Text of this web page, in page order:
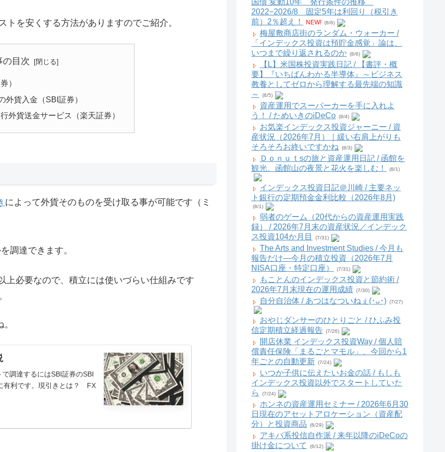
を安くする方法がありますのでご紹介。
の目次
）
外貨入金（SBI証券）
外貨送金サービス（楽天証券）
によって外貨そのものを受け取る事が可能です（ミ
調達できます。
上必要なので、積立には使いづらい仕組みです
調達するにはSBI証券のSBI
有利です。現引きとは？ FX
国債 変動10年 発行条件の推移
2022−2026/8 固定5年は利回り（税引き
前）2％超え！
NEW! (8/6)
梅屋敷商店街のランダム・ウォーカー /
「インデックス投資は預貯金感覚」論は、
いつまで繰り返されるのか (8/6)
【L】米国株投資実践日記 / 【書評・概
要】『いちばんわかる半導体』～ビジネス
教養としてゼロから理解する最先端の知識
～
(8/5)
資産運用でスーパーカーを手に入れよ
う！ / ためいきのiDeCo (8/4)
お気楽インデックス投資ジャーニー / 資
産状況（2026年7月）｜緩い右肩上がりも
そろそろお終いですかね
(8/3)
Ｄｏｎｕｔsの旅と資産運用日記 / 函館を
観光、函館山の夜景と花火を楽しむ！
(8/1)
インデックス投資日記＠川崎 / 主要ネッ
ト銀行の定期預金金利比較（2026年8月)
(8/1)
弱者のゲーム（20代からの資産運用実践
録） / 2026年7月末の資産状況／インデック
ス投資104か月目
(7/31)
The Arts and Investment Studies / 今月も
報告だけ―今月の積立投資（2026年7月
NISA口座・特定口座）
(7/31)
もことんのインデックス投資と節約術 /
2026年7月末現在の運用成績 (7/30)
自分自治体 / あつはなついねぇ(･ᴗ･) (7/27)
おやじダンサーのひとりごと / ひふみ投
信定期積立経過報告 (7/26)
開店休業 インデックス投資Way / 個人賠
償責任保険「まるごとマモル」、今回から1
年ごとの自動更新 (7/24)
いつか子供に伝えたいお金の話 / もしも
インデックス投資以外でスタートしていた
ら
(7/24)
ホンネの資産運用セミナー / 2026年6月30
日現在のアセットアロケーション（資産配
分）と投資商品
(6/29)
アキバ系投信自作派 / 来年以降のiDeCoの
掛け金について
(6/12)